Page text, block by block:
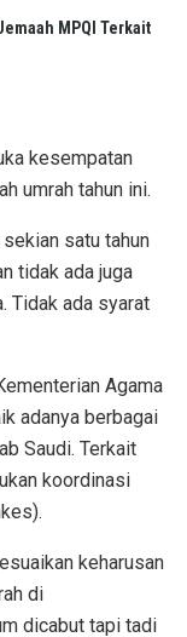
MPQI Terkait
kesempatan
umrah tahun ini.
sekian satu tahun
tidak ada juga
Tidak ada syarat
Agama
adanya berbagai
Saudi. Terkait
koordinasi
keharusan
di
dicabut tapi tadi